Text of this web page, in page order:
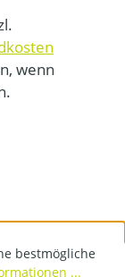
wenn
bestmögliche
...